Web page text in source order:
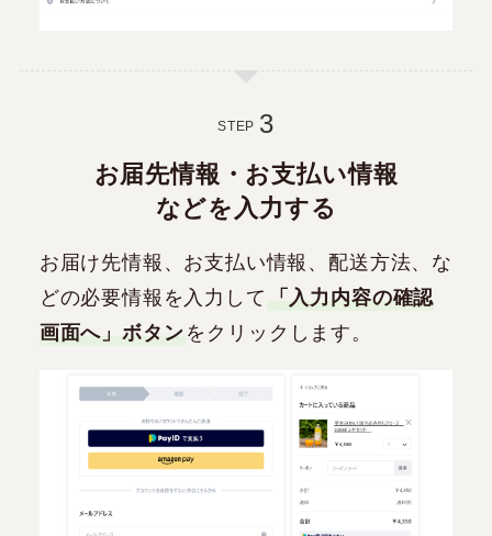
STEP
お届先情報・お支払い情報
などを入力する
お届け先情報、お支払い情報、配送方法、な
どの必要情報を入力して
「入力内容の確認
画面へ」ボタン をクリックします。